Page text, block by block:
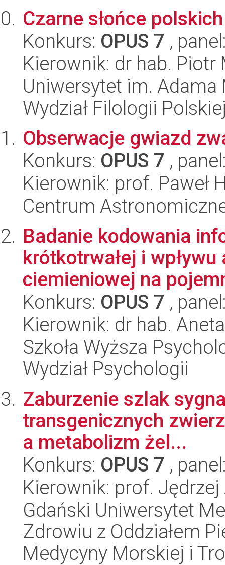
Czarne słońce
Konkurs: OPUS 7 ,
Kierownik: dr hab. Piotr
Uniwersytet im.
Wydział Filologii
Obserwacje gwiazd
Konkurs: OPUS 7 ,
Kierownik: prof. Paweł
Centrum
Badanie kodowania
krótkotrwałej i
ciemieniowej na
Konkurs: OPUS 7 ,
Kierownik: dr hab.
Szkoła Wyższa
Wydział Psychologii
Zaburzenie szlak
transgenicznych
a metabolizm żel...
Konkurs: OPUS 7 ,
Kierownik: prof.
Gdański Uniwersytet
Zdrowiu z Oddziałem
Medycyny Morskiej i